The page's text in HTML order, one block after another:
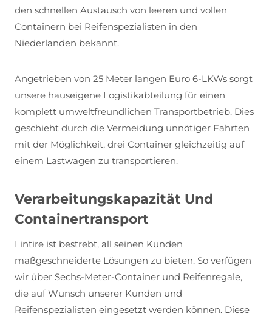
den schnellen Austausch von leeren und vollen
Containern bei Reifenspezialisten in den
Niederlanden bekannt.
Angetrieben von 25 Meter langen Euro 6-LKWs sorgt
unsere hauseigene Logistikabteilung für einen
komplett umweltfreundlichen Transportbetrieb. Dies
geschieht durch die Vermeidung unnötiger Fahrten
mit der Möglichkeit, drei Container gleichzeitig auf
einem Lastwagen zu transportieren.
Verarbeitungskapazität Und
Containertransport
Lintire ist bestrebt, all seinen Kunden
maßgeschneiderte Lösungen zu bieten. So verfügen
wir über Sechs-Meter-Container und Reifenregale,
die auf Wunsch unserer Kunden und
Reifenspezialisten eingesetzt werden können. Diese